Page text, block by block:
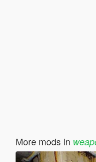
More mods in